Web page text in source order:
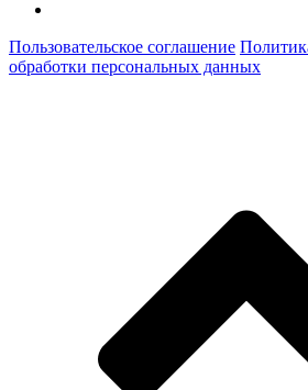
Пользовательское соглашение
обработки персональных данных